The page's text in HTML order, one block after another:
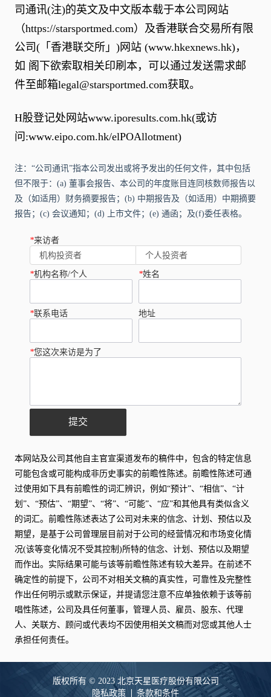
司通讯(注)的英文及中文版本载于本公司网站
（https://starsportmed.com）及香港联合交易所有限
公司(「香港联交所」)网站 (www.hkexnews.hk)，
如 阁下欲索取相关印刷本，可以通过发送需求邮
件至邮箱legal@starsportmed.com获取。
H股登记处网站www.iporesults.com.hk(或访
问:www.eipo.com.hk/elPOAllotment)
注：“公司通讯”指本公司发出或将予发出的任何文件，其中包括
但不限于：(a) 董事会报告、本公司的年度账目连同核数师报告以
及（如适用）财务摘要报告；(b) 中期报告及（如适用）中期摘要
报告；(c) 会议通知；(d) 上市文件；(e) 通函；及(f)委任表格。
*来访者
机构投资者 个人投资者
*机构名称/个人 *姓名
*联系电话 地址
*您这次来访是为了
提交
本网站及公司其他自主官宣渠道发布的稿件中，包含的特定信息
可能包含或可能构成非历史事实的前瞻性陈述。前瞻性陈述可通
过使用如下具有前瞻性的词汇辨识，例如“预计”、“相信”、“计
划”、“预估”、“期望”、“将”、“可能”、“应”和其他具有类似含义
的词汇。前瞻性陈述表达了公司对未来的信念、计划、预估以及
期望，是基于公司曾理层目前对于公司的经营情况和市场变化情
况(该等变化情况不受其控制)所特的信念、计划、预估以及期望
而作出。实际结果可能与该等前瞻性陈述有较大差异。在前述不
确定性的前提下，公司不对相关文稿的真实性，可靠性及完整性
作出任何明示或默示保证，并提请您注意不应单独依赖于该等前
唱性陈述，公司及具任何董事，管理人员、雇员、股东、代理
人、关联方、顾问或代表均不因使用相关文稿而对您或其他人士
承担任何责任。
版权所有 © 2023 北京天星医疗股份有限公司
隐私政策
条款和条件